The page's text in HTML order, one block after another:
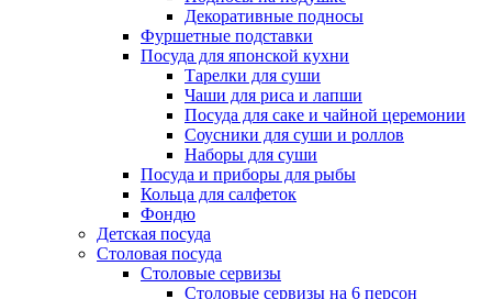
Декоративные подносы
Фуршетные подставки
Посуда для японской кухни
Тарелки для суши
Чаши для риса и лапши
Посуда для саке и чайной церемонии
Соусники для суши и роллов
Наборы для суши
Посуда и приборы для рыбы
Кольца для салфеток
Фондю
Детская посуда
Столовая посуда
Столовые сервизы
Столовые сервизы на 6 персон